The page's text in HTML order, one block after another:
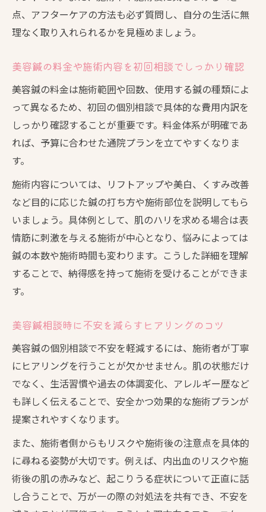
点、アフターケアの方法も必ず質問し、自分の生活に無
理なく取り入れられるかを見極めましょう。
美容鍼の料金や施術内容を初回相談でしっかり確認
美容鍼の料金は施術範囲や回数、使用する鍼の種類によ
って異なるため、初回の個別相談で具体的な費用内訳を
しっかり確認することが重要です。料金体系が明確であ
れば、予算に合わせた通院プランを立てやすくなりま
す。
施術内容については、リフトアップや美白、くすみ改善
など目的に応じた鍼の打ち方や施術部位を説明してもら
いましょう。具体例として、肌のハリを求める場合は表
情筋に刺激を与える施術が中心となり、悩みによっては
鍼の本数や施術時間も変わります。こうした詳細を理解
することで、納得感を持って施術を受けることができま
す。
美容鍼相談時に不安を減らすヒアリングのコツ
美容鍼の個別相談で不安を軽減するには、施術者が丁寧
にヒアリングを行うことが欠かせません。肌の状態だけ
でなく、生活習慣や過去の体調変化、アレルギー歴など
も詳しく伝えることで、安全かつ効果的な施術プランが
提案されやすくなります。
また、施術者側からもリスクや施術後の注意点を具体的
に尋ねる姿勢が大切です。例えば、内出血のリスクや施
術後の肌の赤みなど、起こりうる症状について正直に話
し合うことで、万が一の際の対処法を共有でき、不安を